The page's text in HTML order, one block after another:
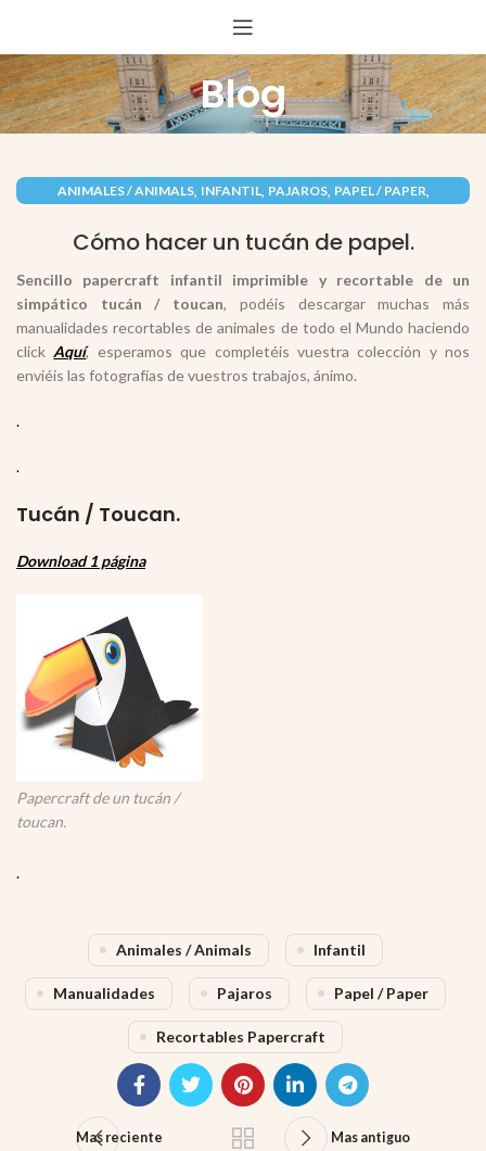
Blog
ANIMALES / ANIMALS, INFANTIL, PAJAROS, PAPEL / PAPER,
Cómo hacer un tucán de papel.
Sencillo papercraft infantil imprimible y recortable de un
simpático tucán / toucan, podéis descargar muchas más
manualidades recortables de animales de todo el Mundo haciendo
click Aquí, esperamos que completéis vuestra colección y nos
enviéis las fotografías de vuestros trabajos, ánimo.
.
.
Tucán / Toucan.
Download 1 página
Papercraft de un tucán /
toucan.
.
Animales / Animals Infantil
Manualidades Pajaros Papel / Paper
Recortables Papercraft
Mas reciente Mas antiguo